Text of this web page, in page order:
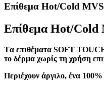
Επίθεμα Hot/Cold
Επίθεμα Hot/Cold
Tα επιθέματα SOFT
το δέρμα χωρίς τη χρήση
Περιέχουν άργιλο, ένα